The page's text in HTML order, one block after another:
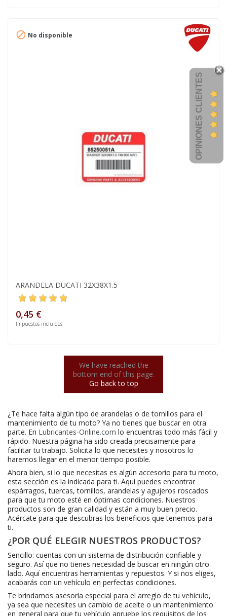
 No disponible
ARANDELA DUCATI 32X38X1.5
0,45 €
Impuestos incluidos
We have reached the
bottom end of this page.
Go back to top
¿Te hace falta algún tipo de arandelas o de tornillos para el
mantenimiento de tu moto? Ya no tienes que buscar en otra
parte. En Lubricantes-Online.com lo encuentras todo más fácil y
rápido. Nuestra página ha sido creada precisamente para
facilitar tu trabajo. Solicita lo que necesites y nosotros lo
haremos llegar en el menor tiempo posible.
Ahora bien, si lo que necesitas es algún accesorio para tu moto,
esta sección es la indicada para ti. Aquí puedes encontrar
espárragos, tuercas, tornillos, arandelas y agujeros roscados
para que tu moto esté en óptimas condiciones. Nuestros
productos son de gran calidad y están a muy buen precio.
Acércate para que descubras los beneficios que tenemos para
ti.
¿POR QUÉ ELEGIR NUESTROS PRODUCTOS?
Sencillo: cuentas con un sistema de distribución confiable y
seguro. Así que no tienes necesidad de buscar en ningún otro
lado. Aquí encuentras herramientas y repuestos. Y si nos eliges,
acabarás con un vehículo en perfectas condiciones.
Te brindamos asesoría especial para el arreglo de tu vehículo,
ya sea que necesites un cambio de aceite o un mantenimiento
en general para que tu vehículo apruebe los requisitos de los
OPINIONES CLIENTES